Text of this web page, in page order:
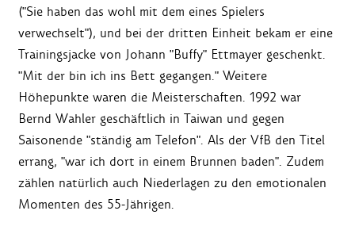
("Sie haben das wohl mit dem eines Spielers
verwechselt"), und bei der dritten Einheit bekam er eine
Trainingsjacke von Johann "Buffy" Ettmayer geschenkt.
"Mit der bin ich ins Bett gegangen." Weitere
Höhepunkte waren die Meisterschaften. 1992 war
Bernd Wahler geschäftlich in Taiwan und gegen
Saisonende "ständig am Telefon". Als der VfB den Titel
errang, "war ich dort in einem Brunnen baden". Zudem
zählen natürlich auch Niederlagen zu den emotionalen
Momenten des 55-Jährigen.